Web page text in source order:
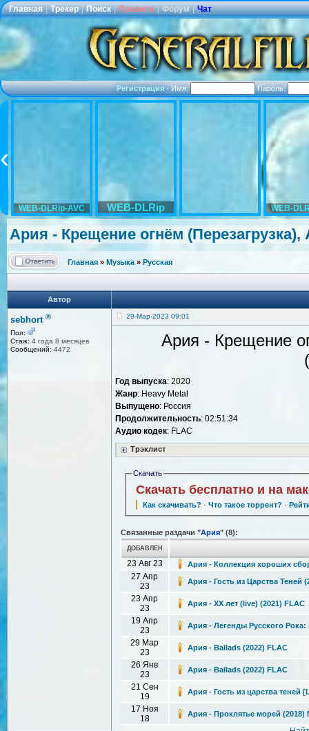
Главная | Трекер | Поиск | Правила | Форум | Чат
Регистрация·Имя: Пароль:
WEB-DLRip-AVC WEB-DLRip WEB-
Ария - Крещение огнём (Перезагрузка),
Главная » Музыка » Русская
Автор
sebhort ®
Пол:
Стаж: 4 года 8 месяцев
Сообщений: 4472
29-Мар-2023 09:01
Ария - Крещение
Год выпуска: 2020
Жанр: Heavy Metal
Выпущено: Россия
Продолжительность: 02:51:34
Аудио кодек: FLAC
Трэклист
Скачать
Скачать бесплатно и на
Как скачивать? · Что такое торрент? ·
Связанные раздачи "Ария" (8):
ДОБАВЛЕН
23 Авг 23 Ария - Коллекция хороших
27 Апр
23
Ария - Гость из Царства Теней
23 Апр
23
Ария - XX лет (live) (2021) FLAC
19 Апр
23
Ария - Легенды Русского Рока:
29 Мар
23
Ария - Ballads (2022) FLAC
26 Янв
23
Ария - Ballads (2022) FLAC
21 Сен
19
Ария - Гость из царства теней
17 Ноя
18
Ария - Проклятье морей (2018)